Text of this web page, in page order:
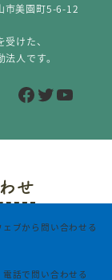
市美園町5-6-12
けた、
人です。
Facebook Twitter YouTube
せ
ェブから問い合わせる
電話で問い合わせる